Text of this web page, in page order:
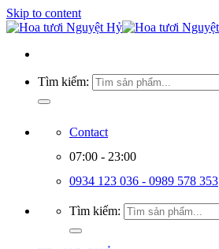
Skip to content
Tìm kiếm:
Contact
07:00 - 23:00
0934 123 036 - 0989 578 353
Tìm kiếm: